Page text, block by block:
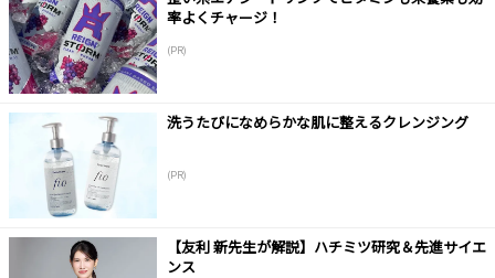
率よくチャージ！
(PR)
洗うたびになめらかな肌に整えるクレンジング
(PR)
【友利 新先生が解説】ハチミツ研究＆先進サイエ
ンス